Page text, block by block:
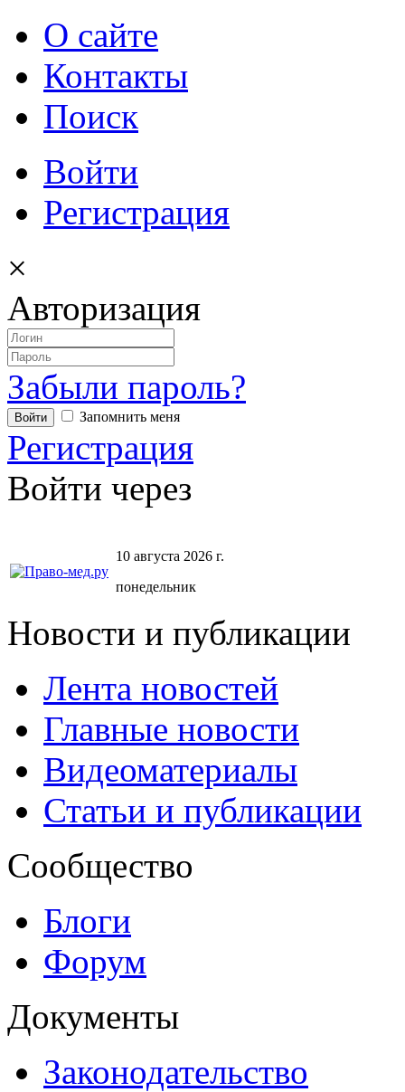
О сайте
Контакты
Поиск
Войти
Регистрация
×
Авторизация
Забыли пароль?
Запомнить меня
Регистрация
Войти через
10 августа 2026 г.
понедельник
Новости и публикации
Лента новостей
Главные новости
Видеоматериалы
Статьи и публикации
Сообщество
Блоги
Форум
Документы
Законодательство